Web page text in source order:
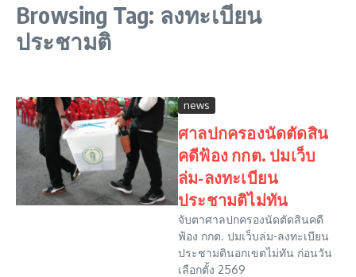
Browsing Tag: ลงทะเบียน
ประชามติ
news
ศาลปกครองนัดตัดสิน
คดีฟ้อง กกต. ปมเว็บ
ล่ม-ลงทะเบียน
ประชามติไม่ทัน
จับตาศาลปกครองนัดตัดสินคดี
ฟ้อง กกต. ปมเว็บล่ม-ลงทะเบียน
ประชามตินอกเขตไม่ทัน ก่อนวัน
เลือกตั้ง 2569